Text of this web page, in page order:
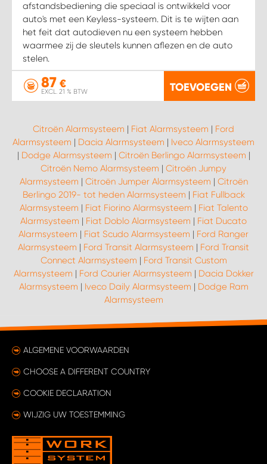
afstandsbediening die speciaal is ontwikkeld voor
auto's met een Keyless-systeem. Dit is te wijten aan
het feit dat autodieven nu een systeem hebben
waarmee zij de sleutels kunnen aflezen en de auto
stelen.
87 €
EXCL. 21 % BTW TOEVOEGEN
Citroën Alarmsysteem | Fiat Alarmsysteem | Ford
Alarmsysteem | Dacia Alarmsysteem | Iveco Alarmsysteem
| Dodge Alarmsysteem | Citroën Berlingo Alarmsysteem |
Citroën Nemo Alarmsysteem | Citroën Jumpy
Alarmsysteem | Citroën Jumper Alarmsysteem | Citroën
Berlingo 2019- tot heden Alarmsysteem | Fiat Fullback
Alarmsysteem | Fiat Fiorino Alarmsysteem | Fiat Talento
Alarmsysteem | Fiat Doblo Alarmsysteem | Fiat Ducato
Alarmsysteem | Fiat Scudo Alarmsysteem | Ford Ranger
Alarmsysteem | Ford Transit Alarmsysteem | Ford Transit
Connect Alarmsysteem | Ford Transit Custom
Alarmsysteem | Ford Courier Alarmsysteem | Dacia Dokker
Alarmsysteem | Iveco Daily Alarmsysteem | Dodge Ram
Alarmsysteem
ALGEMENE VOORWAARDEN
CHOOSE A DIFFERENT COUNTRY
COOKIE DECLARATION
WIJZIG UW TOESTEMMING